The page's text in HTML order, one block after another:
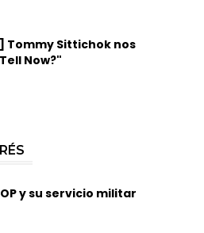
Tommy Sittichok nos
Now?"
y su servicio militar